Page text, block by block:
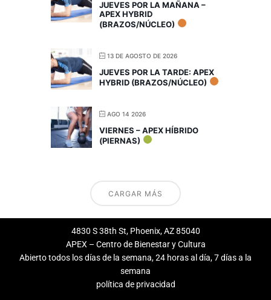
JUEVES POR LA MAÑANA –
APEX HYBRID
(BRAZOS/NÚCLEO)
13 DE AGOSTO DE 2026
JUEVES POR LA TARDE: APEX
HYBRID (BRAZOS/NÚCLEO)
AGO 14 2026
VIERNES – APEX HÍBRIDO
(PIERNAS)
CARGAR MÁS
4830 S 38th St, Phoenix, AZ 85040
APEX – Centro de Bienestar y Cultura
Abierto todos los días de la semana, 24 horas al día, 7 días a la
semana
política de privacidad